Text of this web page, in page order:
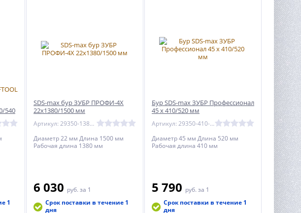
540
1
SDS-max бур ЗУБР ПРОФИ-4Х
22x1380/1500 мм
Артикул: 29350-1380-22
Диаметр 22 мм Длина 1500 мм
Рабочая длина 1380 мм
6 030 руб. за 1
Срок поставки в течение 1
дня
Бур SDS-max ЗУБР Профессионал
45 x 410/520 мм
Артикул: 29350-410-45_z02
Диаметр 45 мм Длина 520 мм
Рабочая длина 410 мм
5 790 руб. за 1
Срок поставки в течение 1
дня